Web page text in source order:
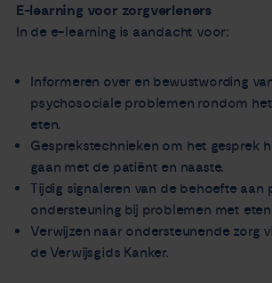
E-learning voor zorgverleners
In de e-learning is aandacht voor:
Informeren over en bewustwording
psychosociale problemen rondom
eten.
Gesprekstechnieken om het gesprek
gaan met de patiënt en naaste.
Tijdig signaleren van de behoefte aan
ondersteuning bij problemen met
Verwijzen naar ondersteunende zorg
de Verwijsgids Kanker.